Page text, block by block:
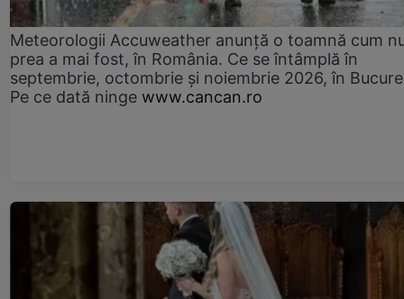
Meteorologii Accuweather anunță o toamnă cum
prea a mai fost, în România. Ce se întâmplă în
septembrie, octombrie și noiembrie 2026, în
Pe ce dată ninge www.cancan.ro